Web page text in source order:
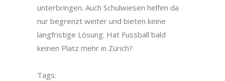
unterbringen. Auch Schulwiesen helfen da
nur begrenzt weiter und bieten keine
langfristige Lösung. Hat Fussball bald
keinen Platz mehr in Zürich?
Tags: